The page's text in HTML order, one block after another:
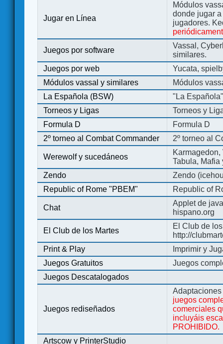
Jugar en Línea
Módulos
donde jugar
jugadores.
Juegos por software
Vassal,
similares.
Juegos por web
Yucata,
Módulos vassal y similares
Módulos
La Española (BSW)
"La
Torneos y Ligas
Torneos y
Formula D
Formula D
2º torneo al Combat Commander
2º torneo al
Werewolf y sucedáneos
Tabula, Mafia
Zendo
Zendo
Republic of Rome "PBEM"
Republic of
Chat
Applet de
hispano.org
El Club de los Martes
El Club de
http://
Print & Play
Imprimir y
Juegos Gratuitos
Juegos
Juegos Descatalogados
Juegos rediseñados
juegos
comerciales
incluyáis
PROHIBIDO.
Artscow y PrinterStudio